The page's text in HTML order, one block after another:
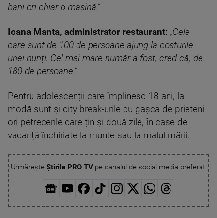
bani ori chiar o mașină.”
Ioana Manta, administrator restaurant: „Cele
care sunt de 100 de persoane ajung la costurile
unei nunți. Cel mai mare număr a fost, cred că, de
180 de persoane.”
Pentru adolescenții care împlinesc 18 ani, la
modă sunt și city break-urile cu gașca de prieteni
ori petrecerile care țin și două zile, în case de
vacanță închiriate la munte sau la malul mării.
Urmărește Știrile PRO TVpe canalul de social media preferat: